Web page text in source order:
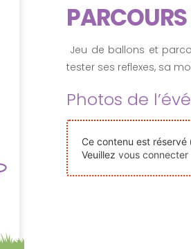
PARCOURS
Jeu de ballons et
tester ses reflexes, sa
Photos de
Ce contenu est
Veuillez vous connecter